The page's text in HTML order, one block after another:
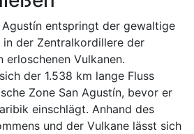
Agustín entspringt der gewaltige
in der Zentralkordillere der
erloschenen Vulkanen.
der 1.538 km lange Fluss
Zone San Agustín, bevor er
einschlägt. Anhand des
und der Vulkane lässt sich